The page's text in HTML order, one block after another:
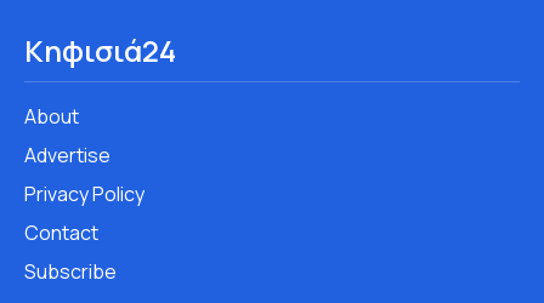
Κηφισιά24
About
Advertise
Privacy Policy
Contact
Subscribe